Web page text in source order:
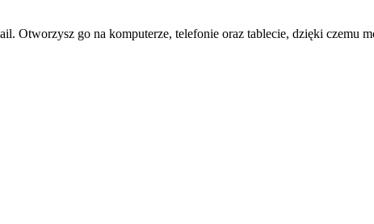
Otworzysz go na komputerze, telefonie oraz tablecie, dzięki czemu